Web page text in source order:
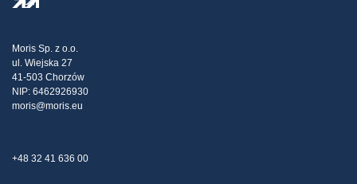
Transport
Reklamacje
Moris Sp. z o.o.
ul. Wiejska 27
41-503 Chorzów
NIP: 6462926930
moris@moris.eu
+48 32 41 636 00